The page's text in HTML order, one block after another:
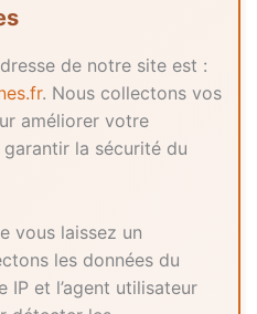
de notre site est :
. Nous collectons vos
améliorer votre
la sécurité du
vous laissez un
les données du
IP et l’agent utilisateur